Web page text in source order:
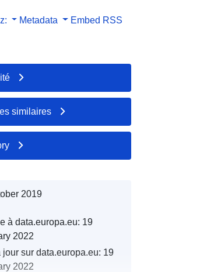
Metadata Embed RSS
similaires
2019
à data.europa.eu: 19
2022
jour sur data.europa.eu: 19
2022